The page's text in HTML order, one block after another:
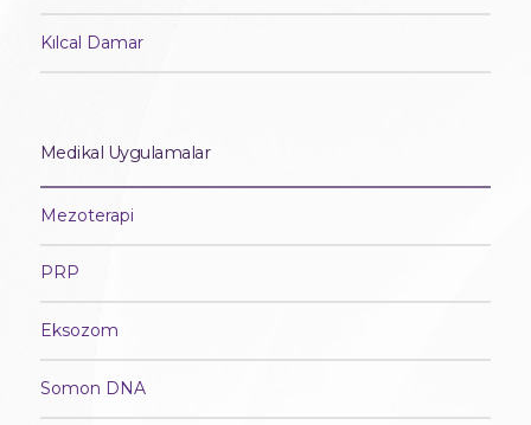
Kılcal Damar
Medikal Uygulamalar
Mezoterapi
PRP
Eksozom
Somon DNA